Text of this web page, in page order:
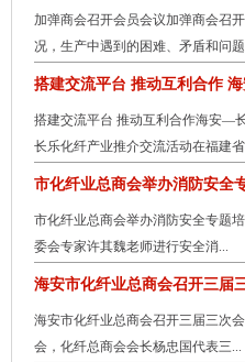
加弹商会召开会员会议加弹商会召
况，生产中遇到的困难、矛盾和问
搭建交流平台 推动互利合作
搭建交流平台 推动互利合作海安—
长乐化纤产业推介交流活动在福建
市化纤业总商会举办消防安全
市化纤业总商会举办消防安全专题
委会专家许其魏老师进行安全消...
海安市化纤业总商会召开三届
海安市化纤业总商会召开三届三次
会，化纤总商会会长杨忠国代表三...